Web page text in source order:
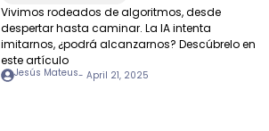
Vivimos rodeados de algoritmos, desde
despertar hasta caminar. La IA intenta
imitarnos, ¿podrá alcanzarnos? Descúbrelo en
este artículo
Jesús Mateus- April 21, 2025